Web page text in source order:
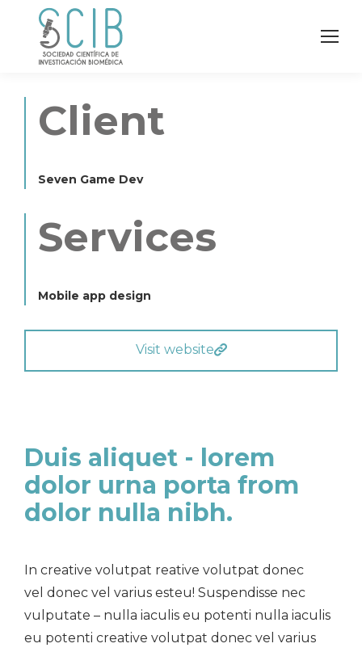
Client
Seven Game Dev
Services
Mobile app design
Visit website
Duis aliquet - lorem
dolor urna porta from
dolor nulla nibh.
In creative volutpat reative volutpat donec
vel donec vel varius esteu! Suspendisse nec
vulputate – nulla iaculis eu potenti nulla iaculis
eu potenti creative volutpat donec vel varius